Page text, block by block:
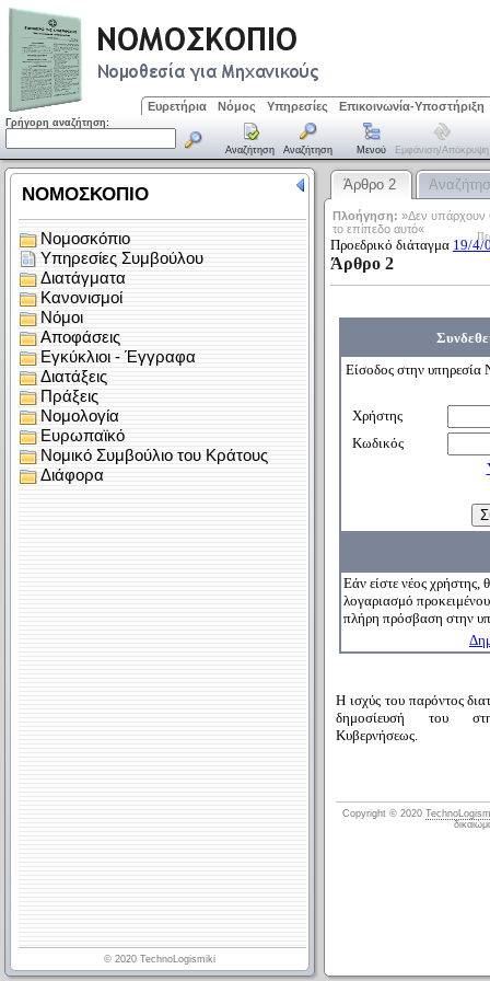
Ευρετήρια Νόμος Υπηρεσίες Επικοινωνία-Υποστήριξη
Γρήγορη αναζήτηση:
Αναζήτηση Αναζήτηση Μενού Εμφάνιση/απόκρυψη
Άρθρο 2